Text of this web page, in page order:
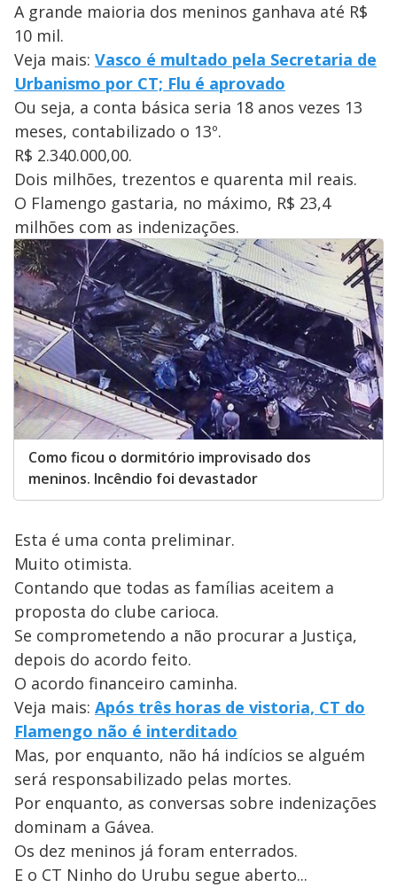
A grande maioria dos meninos ganhava até R$
10 mil.
Veja mais: Vasco é multado pela Secretaria de
Urbanismo por CT; Flu é aprovado
Ou seja, a conta básica seria 18 anos vezes 13
meses, contabilizado o 13º.
R$ 2.340.000,00.
Dois milhões, trezentos e quarenta mil reais.
O Flamengo gastaria, no máximo, R$ 23,4
milhões com as indenizações.
Como ficou o dormitório improvisado dos
meninos. Incêndio foi devastador
Esta é uma conta preliminar.
Muito otimista.
Contando que todas as famílias aceitem a
proposta do clube carioca.
Se comprometendo a não procurar a Justiça,
depois do acordo feito.
O acordo financeiro caminha.
Veja mais: Após três horas de vistoria, CT do
Flamengo não é interditado
Mas, por enquanto, não há indícios se alguém
será responsabilizado pelas mortes.
Por enquanto, as conversas sobre indenizações
dominam a Gávea.
Os dez meninos já foram enterrados.
E o CT Ninho do Urubu segue aberto...